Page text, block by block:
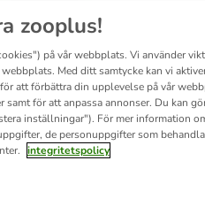
zooplus!
på vår webbplats. Vi använder
Med ditt samtycke kan vi
att förbättra din upplevelse på vår
för att anpassa annonser. Du kan
inställningar"). För mer information
de personuppgifter som
integritetspolicy